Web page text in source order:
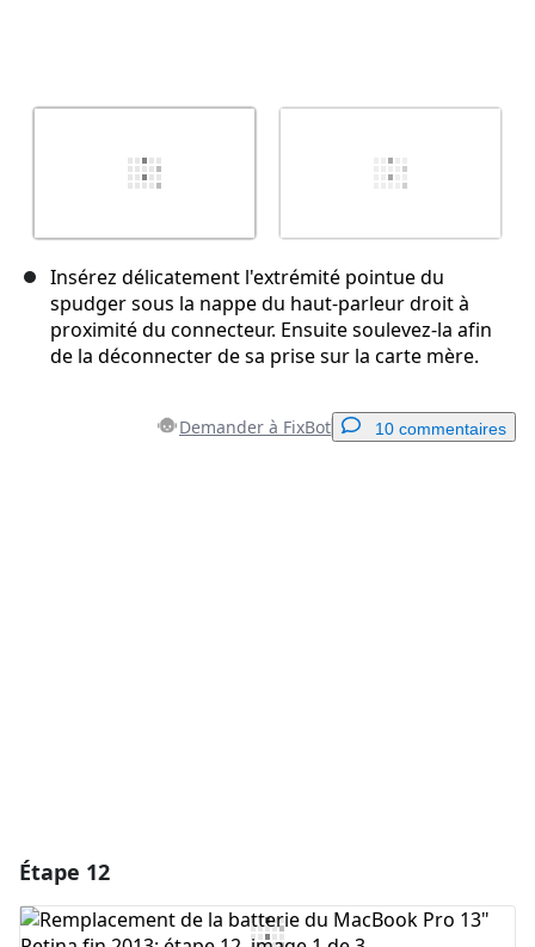
Insérez délicatement l'extrémité pointue du
spudger sous la nappe du haut-parleur droit à
proximité du connecteur. Ensuite soulevez-la afin
de la déconnecter de sa prise sur la carte mère.
Demander à FixBot 10 commentaires
Étape 12